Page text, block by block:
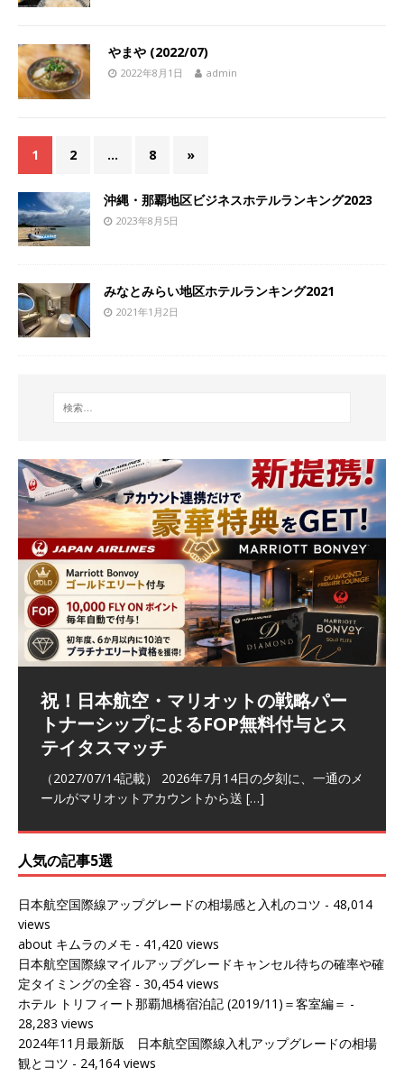
やまや (2022/07)
2022年8月1日 admin
1 2 … 8 »
沖縄・那覇地区ビジネスホテルランキング2023
2023年8月5日
みなとみらい地区ホテルランキング2021
2021年1月2日
祝！日本航空・マリオットの戦略パー
トナーシップによるFOP無料付与とス
テイタスマッチ
（2027/07/14記載） 2026年7月14日の夕刻に、一通のメ
ールがマリオットアカウントから送 […]
ラウンジ 華 那覇空港 (2026/05)
（2026/06/07記載） 2026年5月下旬の平日に那覇を訪れ
た際に利用した。 こちらのラウンジ
The Coral Executive Lounge スワ
ンナプーム国際空港国内線ラウンジ
(2026/01)
（2026/03/31記載） 2026年1月上旬にバンコク経由でチ
ェンマイに行く際に利用した。 バン[…]
日本航空 羽田空港国際線ファースト
クラスラウンジ (2026/01)
（2026/03/18記載） 2026年1月、毎年恒例の新年の羽田
～バンコクの移動の際に再びこちらの[…]
バンコクエアウェイズ スワンナプー
ム国際空港国内線ラウンジ (2026/01)
（2026/03/13記載） 2026年1月上旬にバンコク経由でチ
ェンマイに向かう際に利用した。 今[…]
人気の記事5選
日本航空国際線アップグレードの相場感と入札のコツ - 48,014
views
about キムラのメモ - 41,420 views
日本航空国際線マイルアップグレードキャンセル待ちの確率や確
定タイミングの全容 - 30,454 views
ホテル トリフィート那覇旭橋宿泊記 (2019/11)＝客室編＝ -
28,283 views
2024年11月最新版 日本航空国際線入札アップグレードの相場
観とコツ - 24,164 views